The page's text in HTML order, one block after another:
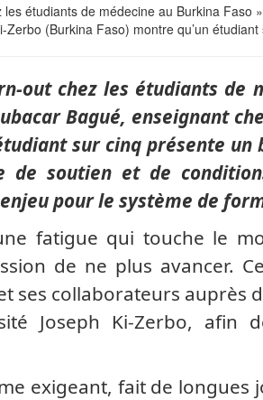
étudiants de médecine au Burkina Faso
(Burkina Faso) montre qu’un étudiant
out chez les étudiants de
Bagué, enseignant
sur cinq présente un
de soutien et de
pour le système de
fatigue qui touche le
de ne plus avancer.
ses collaborateurs auprès
Joseph Ki-Zerbo, afin
exigeant, fait de longues